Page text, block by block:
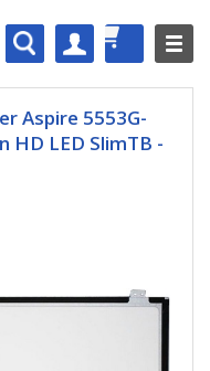
Aspire 5553G-
HD LED SlimTB -